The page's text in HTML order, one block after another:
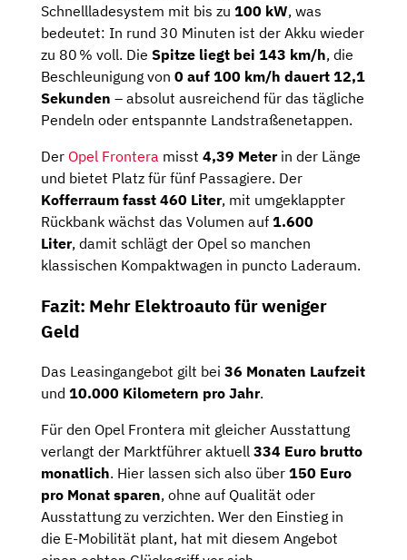
Schnellladesystem mit bis zu 100 kW, was
bedeutet: In rund 30 Minuten ist der Akku wieder
zu 80 % voll. Die Spitze liegt bei 143 km/h, die
Beschleunigung von 0 auf 100 km/h dauert 12,1
Sekunden – absolut ausreichend für das tägliche
Pendeln oder entspannte Landstraßenetappen.
Der Opel Frontera misst 4,39 Meterin der Länge
und bietet Platz für fünf Passagiere. Der
Kofferraum fasst 460 Liter, mit umgeklappter
Rückbank wächst das Volumen auf 1.600
Liter, damit schlägt der Opel so manchen
klassischen Kompaktwagen in puncto Laderaum.
Fazit: Mehr Elektroauto für weniger
Geld
Das Leasingangebot gilt bei 36 Monaten Laufzeit
und 10.000 Kilometern pro Jahr.
Für den Opel Frontera mit gleicher Ausstattung
verlangt der Marktführer aktuell 334 Euro brutto
monatlich. Hier lassen sich also über 150 Euro
pro Monat sparen, ohne auf Qualität oder
Ausstattung zu verzichten. Wer den Einstieg in
die E-Mobilität plant, hat mit diesem Angebot